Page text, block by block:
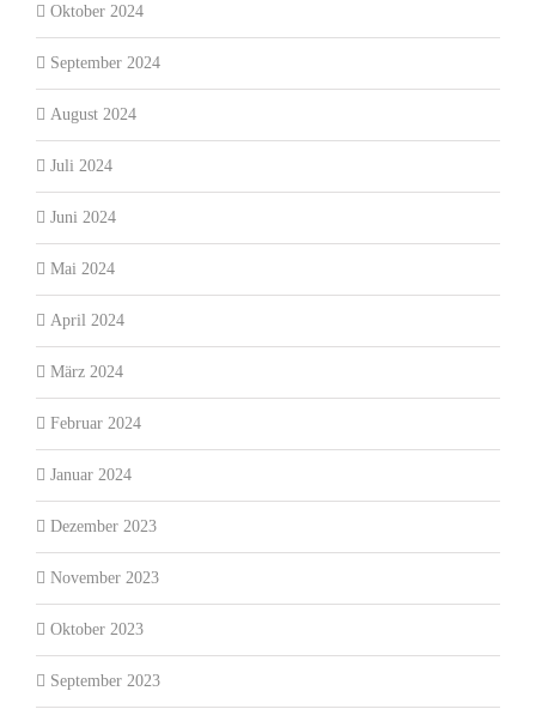
Oktober 2024
September 2024
August 2024
Juli 2024
Juni 2024
Mai 2024
April 2024
März 2024
Februar 2024
Januar 2024
Dezember 2023
November 2023
Oktober 2023
September 2023